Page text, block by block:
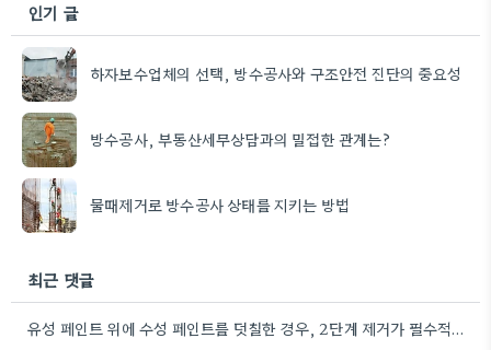
인기 글
하자보수업체의 선택, 방수공사와 구조안전 진단의 중요성
방수공사, 부동산세무상담과의 밀접한 관계는?
물때제거로 방수공사 상태를 지키는 방법
최근 댓글
유성 페인트 위에 수성 페인트를 덧칠한 경우, 2단계 제거가 필수적이라는 점을 강조해야겠네요.